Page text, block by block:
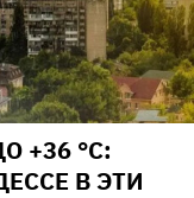
+36 °С:
В ЭТИ